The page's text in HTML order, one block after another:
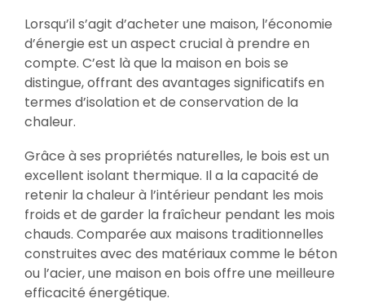
Lorsqu’il s’agit d’acheter une maison, l’économie
d’énergie est un aspect crucial à prendre en
compte. C’est là que la maison en bois se
distingue, offrant des avantages significatifs en
termes d’isolation et de conservation de la
chaleur.
Grâce à ses propriétés naturelles, le bois est un
excellent isolant thermique. Il a la capacité de
retenir la chaleur à l’intérieur pendant les mois
froids et de garder la fraîcheur pendant les mois
chauds. Comparée aux maisons traditionnelles
construites avec des matériaux comme le béton
ou l’acier, une maison en bois offre une meilleure
efficacité énergétique.